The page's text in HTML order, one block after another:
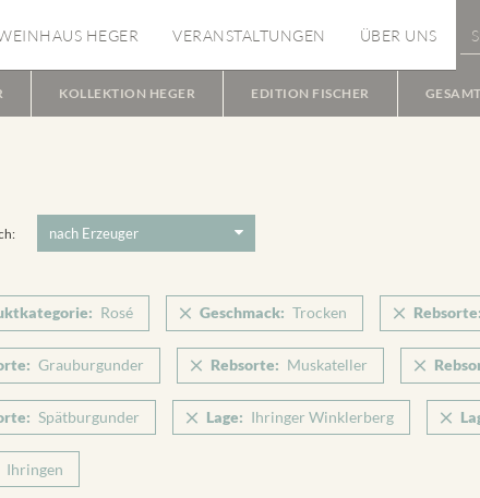
HEGER VERANSTALTUNGEN ÜBER UNS
KOLLEKTION HEGER EDITION FISCHER
Rosé Geschmack: Trocken Rebsorte:
Grauburgunder Rebsorte: Muskateller
Spätburgunder Lage: Ihringer Winklerberg
Ihringen